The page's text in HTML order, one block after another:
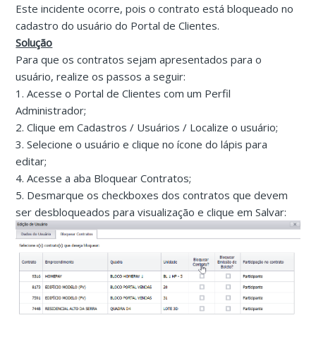
Este incidente ocorre, pois o contrato está bloqueado no
cadastro do usuário do Portal de Clientes.
Solução
Para que os contratos sejam apresentados para o
usuário, realize os passos a seguir:
1. Acesse o Portal de Clientes com um Perfil
Administrador;
2. Clique em Cadastros / Usuários / Localize o usuário;
3. Selecione o usuário e clique no ícone do lápis para
editar;
4. Acesse a aba Bloquear Contratos;
5. Desmarque os checkboxes dos contratos que devem
ser desbloqueados para visualização e clique em Salvar: